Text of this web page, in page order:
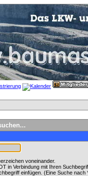
voneinander.
in Verbindung mit Ihren
einfügen. (Eine Suche